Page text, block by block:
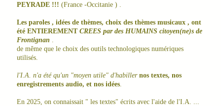
PEYRADE !!! (France -Occitanie ) .
Les paroles , idées de thèmes, choix des thèmes musicaux , ont
été ENTIEREMENTCREES par des HUMAINS citoyen(ne)s de
Frontignan
de même que le choix des outils technologiques numériques
utilisés.
l'I.A. n'a été qu'un "moyen utile" d'habillernos textes, nos
enregistrements audio, et nos idées
En 2025, on connaissait " les textes" écrits avec l'aide de l'I.A. ...